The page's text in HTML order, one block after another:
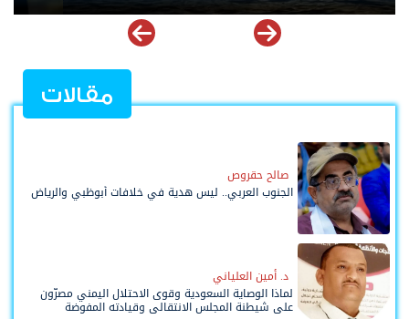
مقالات
صالح حقروص
الجنوب العربي.. ليس هدية في خلافات أبوظبي والرياض
د. أمين العلياني
لماذا الوصاية السعودية وقوى الاحتلال اليمني مصرّون
على شيطنة المجلس الانتقالي وقيادته المفوضة